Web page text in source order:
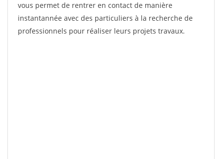
vous permet de rentrer en contact de manière
instantannée avec des particuliers à la recherche de
professionnels pour réaliser leurs projets travaux.